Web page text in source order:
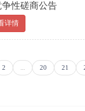
争性磋商公告
详情
2 ... 20 21